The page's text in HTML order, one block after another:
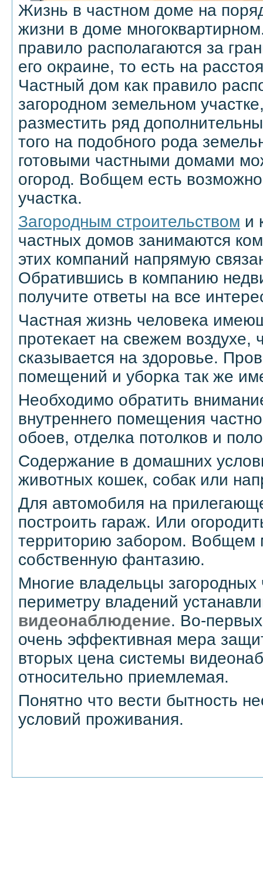
Жизнь в частном доме на
жизни в доме
правило располагаются за
его окраине, то есть на
Частный дом как правило
загородном земельном
разместить ряд
того на подобного рода
готовыми частными домами
огород. Вобщем есть
участка.
Загородным строительством и
частных домов занимаются
этих компаний напрямую
Обратившись в компанию
получите ответы на все
Частная жизнь человека
протекает на свежем воздухе,
сказывается на здоровье.
помещений и уборка так же
Необходимо обратить
внутреннего помещения
обоев, отделка потолков и
Содержание в домашних
животных кошек, собак или
Для автомобиля на
построить гараж. Или
территорию забором. Вобщем
собственную фантазию.
Многие владельцы
периметру владений
видеонаблюдение. Во-
очень эффективная мера
вторых цена системы
относительно приемлемая.
Понятно что вести бытность
условий проживания.